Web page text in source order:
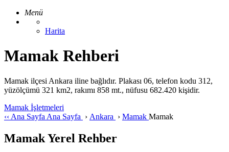
Menü
Harita
Mamak Rehberi
Mamak ilçesi Ankara iline bağlıdır. Plakası 06, telefon kodu 312,
yüzölçümü 321 km2, rakımı 858 mt., nüfusu 682.420 kişidir.
Mamak İşletmeleri
‹‹ Ana Sayfa Ana Sayfa › Ankara › Mamak Mamak
Mamak Yerel Rehber